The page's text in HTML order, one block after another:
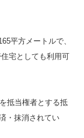
平方メートルで、
宅としても利用可
抵当権者とする抵
・抹消されてい